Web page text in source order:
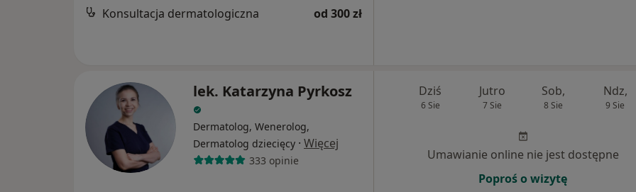
Konsultacja dermatologiczna od 300 zł
lek. Katarzyna Pyrkosz
Dermatolog, Wenerolog,
Dermatolog dziecięcy · Więcej
333 opinie
Dziś
6 Sie
Jutro
7 Sie
Sob,
8 Sie
Ndz,
9 Sie
Umawianie online nie jest dostępne
Poproś o wizytę